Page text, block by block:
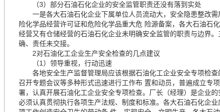
（3）部分石油石化企业的安全监管职责还没有落到实处
一是各大石油石化企业下属单位人员流动大，安全隐患整改需
险化学品经营许可证和危险化学品重大危 险源备案，各大石油石
经营又有仓储经营的石油石化企业未明确安全监管的职责与边界
确、责任未交接。
2对石油化工企业生产安全检查的几点建议
（1）领导重视，行动迅速
各地安全生产监督管理局应该根据石油化工企业安全专项检查
召开专题会议等多种形式迅速进行工作布 置和动员，普遍成立专
署，认真开展石油化工企业安全专项检查。厂长（经理）是企业
必须认真贯彻执行各项生产法规、制度和标准。各大石油石化企